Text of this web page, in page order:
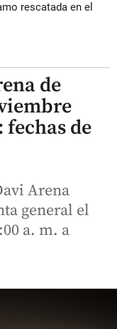
rescatada en el
de
de
Arena
general el
a. m. a